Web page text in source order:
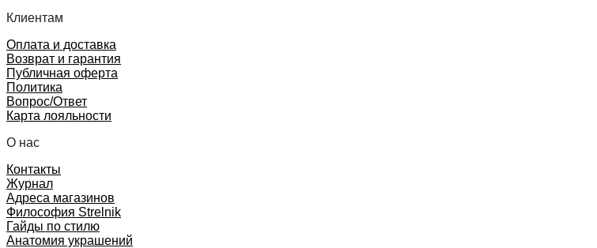
Клиентам
Оплата и доставка
Возврат и гарантия
Публичная оферта
Политика
Вопрос/Ответ
Карта лояльности
О нас
Контакты
Журнал
Адреса магазинов
Философия Strelnik
Гайды по стилю
Анатомия украшений